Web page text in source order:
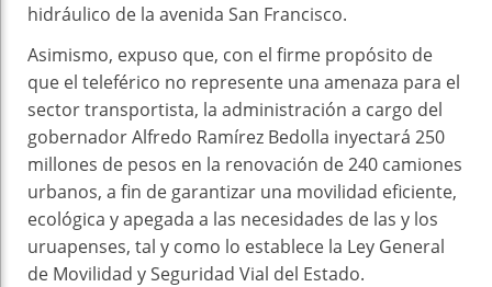
hidráulico de la avenida San Francisco.
Asimismo, expuso que, con el firme propósito de
que el teleférico no represente una amenaza para el
sector transportista, la administración a cargo del
gobernador Alfredo Ramírez Bedolla inyectará 250
millones de pesos en la renovación de 240 camiones
urbanos, a fin de garantizar una movilidad eficiente,
ecológica y apegada a las necesidades de las y los
uruapenses, tal y como lo establece la Ley General
de Movilidad y Seguridad Vial del Estado.